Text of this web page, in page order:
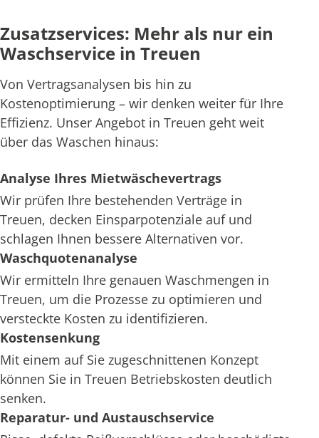
Zusatzservices: Mehr als nur ein
Waschservice in Treuen
Von Vertragsanalysen bis hin zu
Kostenoptimierung – wir denken weiter für Ihre
Effizienz. Unser Angebot in Treuen geht weit
über das Waschen hinaus:
Analyse Ihres Mietwäschevertrags
Wir prüfen Ihre bestehenden Verträge in
Treuen, decken Einsparpotenziale auf und
schlagen Ihnen bessere Alternativen vor.
Waschquotenanalyse
Wir ermitteln Ihre genauen Waschmengen in
Treuen, um die Prozesse zu optimieren und
versteckte Kosten zu identifizieren.
Kostensenkung
Mit einem auf Sie zugeschnittenen Konzept
können Sie in Treuen Betriebskosten deutlich
senken.
Reparatur- und Austauschservice